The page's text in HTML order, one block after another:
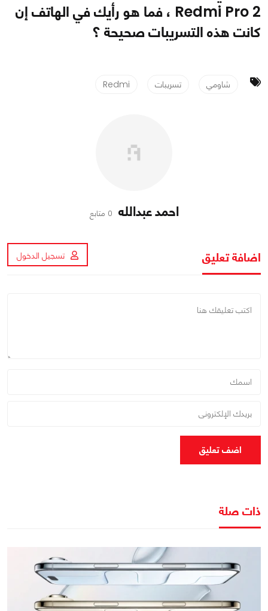
Redmi Pro 2 ، فما هو رأيك في الهاتف إن
كانت هذه التسريبات صحيحة ؟
شاومي تسريبات Redmi
احمد عبدالله 0 متابع
اضافة تعليق تسجيل الدخول
اضف تعليق
ذات صلة